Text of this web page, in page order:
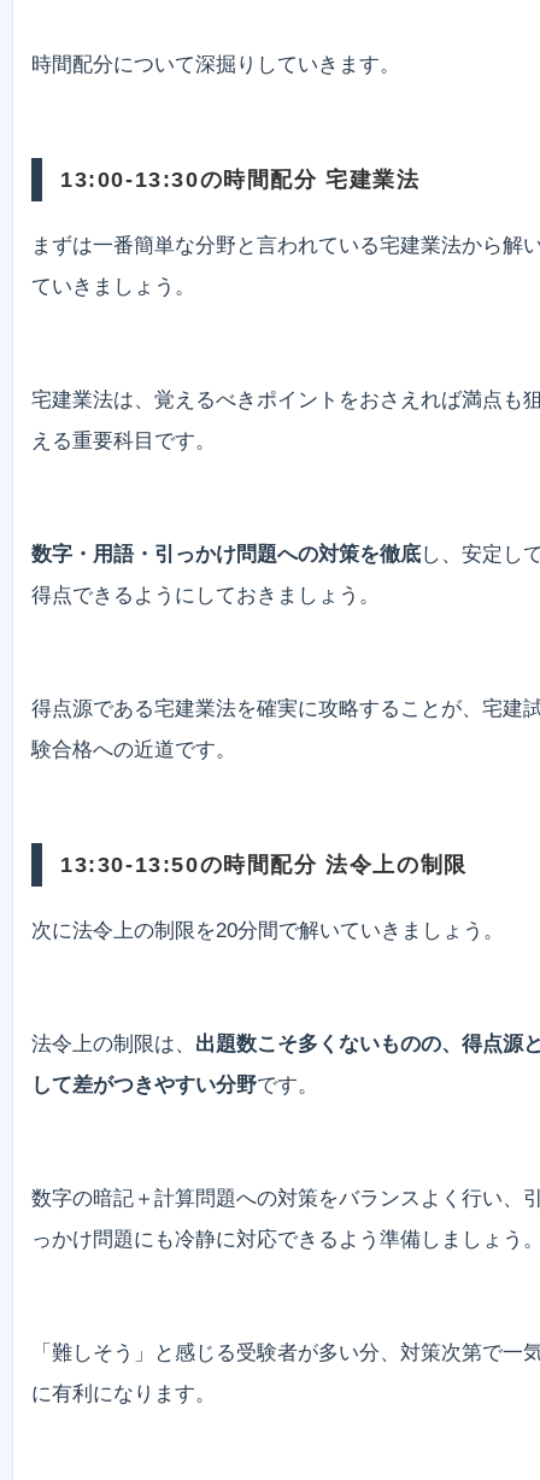
時間配分について深掘りしていきます。
13:00-13:30の時間配分 宅建業法
まずは一番簡単な分野と言われている宅建業法から解
ていきましょう。
宅建業法は、覚えるべきポイントをおさえれば満点も
える重要科目です。
数字・用語・引っかけ問題への対策を徹底し、安定し
得点できるようにしておきましょう。
得点源である宅建業法を確実に攻略することが、宅建
験合格への近道です。
13:30-13:50の時間配分 法令上の制限
次に法令上の制限を20分間で解いていきましょう。
法令上の制限は、 出題数こそ多くないものの、得点源
して差がつきやすい分野です。
数字の暗記＋計算問題への対策をバランスよく行い、
っかけ問題にも冷静に対応できるよう準備しましょう
「難しそう」と感じる受験者が多い分、対策次第で一
に有利になります。